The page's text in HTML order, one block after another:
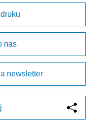
nas
newsletter